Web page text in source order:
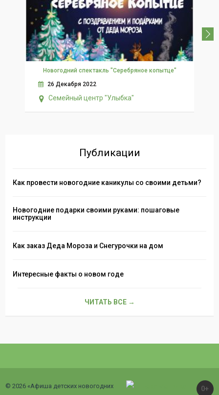
Новогодний спектакль "Серебряное копытце"
26 Декабря 2022
Семейный центр "Улыбка"
Публикации
Как провести новогодние каникулы со своими детьми?
Новогодние подарки своими руками: пошаговые
инструкции
Как заказ Деда Мороза и Снегурочки на дом
Интересные факты о новом годе
ЧИТАТЬ ВСЕ →
0+
© 2026 «Афиша детских новогодних